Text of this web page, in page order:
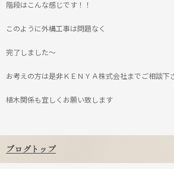
階段はこんな感じです！！
このように外構工事は問題なく
完了しました～
お考えの方は是非ＫＥＮＹＡ株式会社までご相談下
植木関係も宜しくお願い致します
ブログトップ